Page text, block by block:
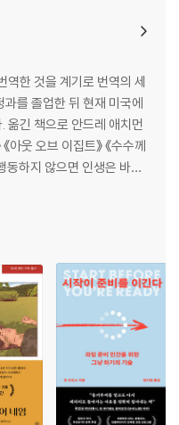
면 좋은 관계를 맺을 수 없다 |
가지를 조화시킬 수 있을까 |
모두 해롭다 | 감정 표현하기
급 등 감정 표현을 가로막는 수
표현의 자유는 천지차이 | 감
은 어떤 감정이라도 마음껏 느
용법
연스레 따라 배운다 | 아이의
말라 | 우리가 어렸을 때 어떤
감정을 조절할 줄 알아야 아이
생각하는 ‘최고의 자아’를 상
다 | 가정에서 어떤 감정을 느끼
역한 것을 계기로 번역의 세
를 졸업한 뒤 현재 미국에
옮긴 책으로 안드레 애치먼
아웃 오브 이집트》 《수수께
동하지 않으면 인생은 바뀌
: 존재의 방식》 《타이탄의
하라》 《학습의 재발견》